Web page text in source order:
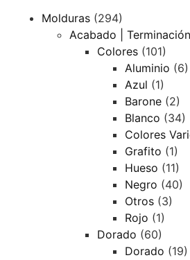
Molduras (294)
Acabado | Terminación
Colores (101)
Aluminio (6)
Azul (1)
Barone (2)
Blanco (34)
Colores
Grafito (1)
Hueso (11)
Negro (40)
Otros (3)
Rojo (1)
Dorado (60)
Dorado (19)